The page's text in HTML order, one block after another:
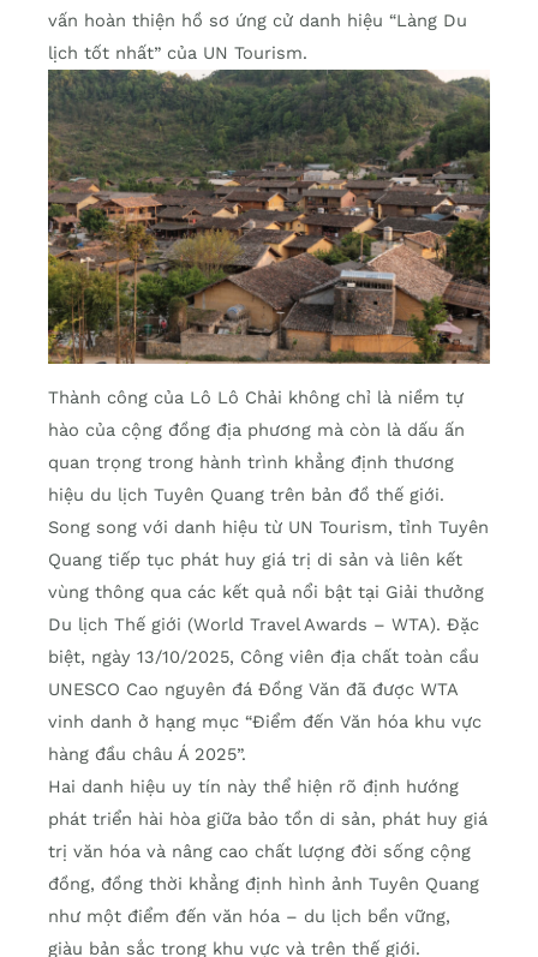
vấn hoàn thiện hồ sơ ứng cử danh hiệu “Làng Du
lịch tốt nhất” của UN Tourism.
Thành công của Lô Lô Chải không chỉ là niềm tự
hào của cộng đồng địa phương mà còn là dấu ấn
quan trọng trong hành trình khẳng định thương
hiệu du lịch Tuyên Quang trên bản đồ thế giới.
Song song với danh hiệu từ UN Tourism, tỉnh Tuyên
Quang tiếp tục phát huy giá trị di sản và liên kết
vùng thông qua các kết quả nổi bật tại Giải thưởng
Du lịch Thế giới (World Travel Awards – WTA). Đặc
biệt, ngày 13/10/2025, Công viên địa chất toàn cầu
UNESCO Cao nguyên đá Đồng Văn đã được WTA
vinh danh ở hạng mục “Điểm đến Văn hóa khu vực
hàng đầu châu Á 2025”.
Hai danh hiệu uy tín này thể hiện rõ định hướng
phát triển hài hòa giữa bảo tồn di sản, phát huy giá
trị văn hóa và nâng cao chất lượng đời sống cộng
đồng, đồng thời khẳng định hình ảnh Tuyên Quang
như một điểm đến văn hóa – du lịch bền vững,
giàu bản sắc trong khu vực và trên thế giới.